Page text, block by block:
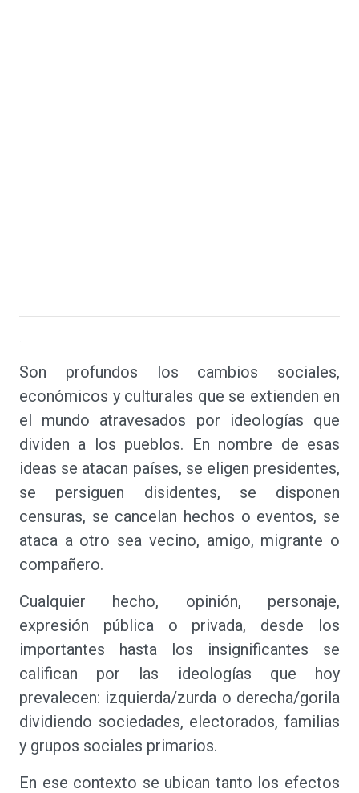
.
Son profundos los cambios sociales,
económicos y culturales que se extienden en
el mundo atravesados por ideologías que
dividen a los pueblos. En nombre de esas
ideas se atacan países, se eligen presidentes,
se persiguen disidentes, se disponen
censuras, se cancelan hechos o eventos, se
ataca a otro sea vecino, amigo, migrante o
compañero.
Cualquier hecho, opinión, personaje,
expresión pública o privada, desde los
importantes hasta los insignificantes se
califican por las ideologías que hoy
prevalecen: izquierda/zurda o derecha/gorila
dividiendo sociedades, electorados, familias
y grupos sociales primarios.
En ese contexto se ubican tanto los efectos